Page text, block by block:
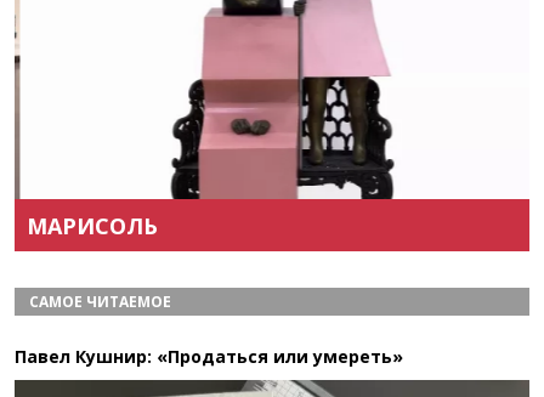
МАРИСОЛЬ
САМОЕ ЧИТАЕМОЕ
Павел Кушнир: «Продаться или умереть»